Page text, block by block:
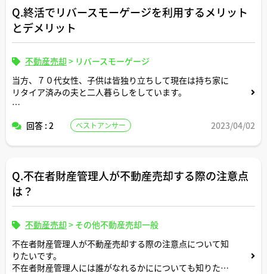
Q.終活でリバースモーゲージを利用するメリット
とデメリット
不動産売却 > リバースモーゲージ
当方、７０代女性、子供は皆独り立ちして現在は持ち家に
リタイア済みの夫と二人暮らしをしています。
ゲージについてのパンフレットを頂きました。
す。
終活のための不動産整理の一環でリバースモーゲージを利
だけますでしょうか。
回答 : 2 ベストアンサー 2023/04/02
Q.不在者財産管理人が不動産売却する際の注意点
は？
不動産売却 > その他不動産売却一般
不在者財産管理人が不動産売却する際の注意点について知
りたいです。
不在者財産管理人には誰がなれるかにについても知りたい